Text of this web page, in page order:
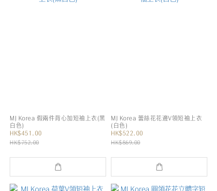
MJ Korea 假兩件背心加短袖上衣(黑
白色)
HK$451.00
HK$752.00
MJ Korea 蕾絲花花邊V領短袖上衣
(白色)
HK$522.00
HK$869.00